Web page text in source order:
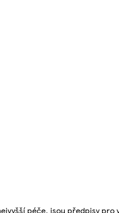
péče, jsou předpisy pro